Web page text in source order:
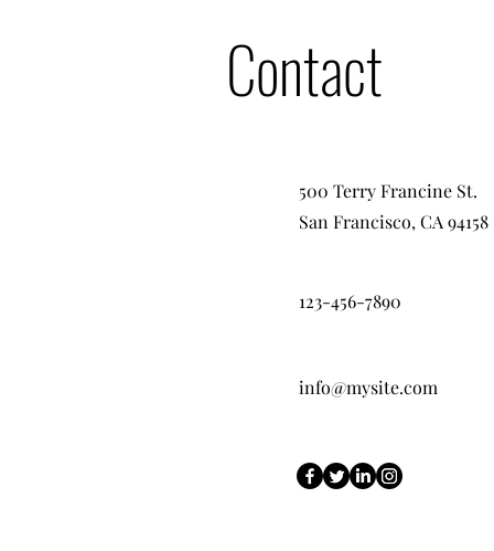
Contact
500 Terry Francine St.
San Francisco, CA 94158
123-456-7890
info@mysite.com